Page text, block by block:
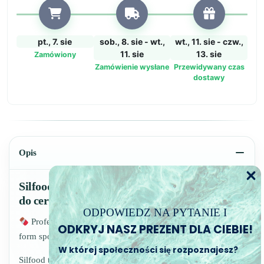
pt., 7. sie
Zamówiony
sob., 8. sie - wt.,
11. sie
Zamówienie wysłane
wt., 11. sie - czw.,
13. sie
Przewidywany czas
dostawy
Opis
Silfood – Wysokiej jakości silikon spożywczy
do certyfikowanych form
Profesjonalny wybór dla bezpiecznych i precyzyjnych
form spożywczych!
Silfood to silikon sieciowany platyną, certyfikowany do
ODPOWIEDZ NA PYTANIE I
ODKRYJ NASZ PREZENT DLA CIEBIE!
W której społeczności się rozpoznajesz?